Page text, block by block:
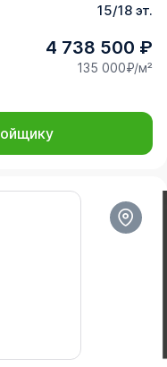
15/18 эт.
4 738 500 ₽
135 000₽/м²